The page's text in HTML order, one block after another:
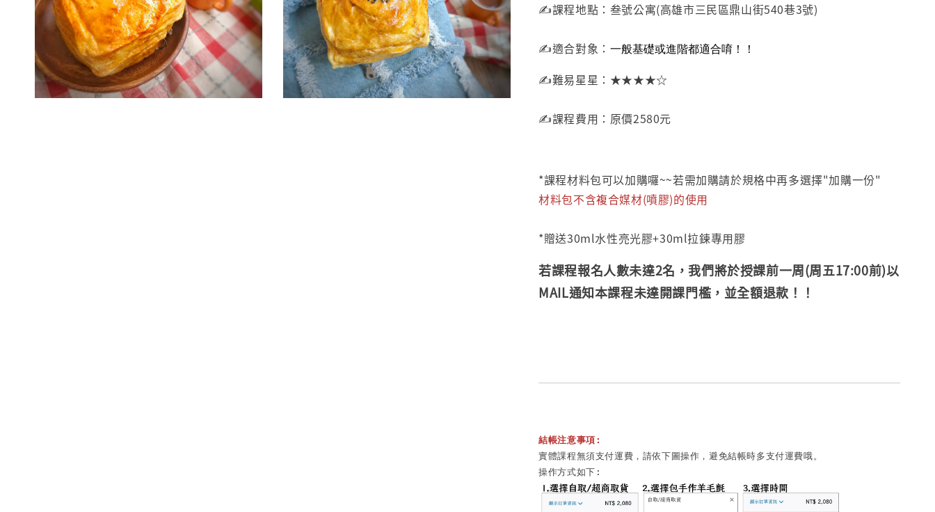
✍️課程地點：叁號公寓(高雄市三民區鼎山街540巷3號)
✍️適合對象： 一般基礎或進階都適合唷！！
✍️難易星星：★★★★☆
✍️課程費用：原價2580元
*課程材料包可以加購囉~~若需加購請於規格中再多選擇"加購一份"
材料包不含複合媒材(噴膠)的使用
*贈送30ml水性亮光膠+30ml拉鍊專用膠
若課程報名人數未達2名，我們將於授課前一周(周五17:00前)以
MAIL通知本課程未達開課門檻， 並全額退款！！
結帳注意事項:
實體課程無須支付運費，請依下圖操作，避免結帳時多支付運費哦。